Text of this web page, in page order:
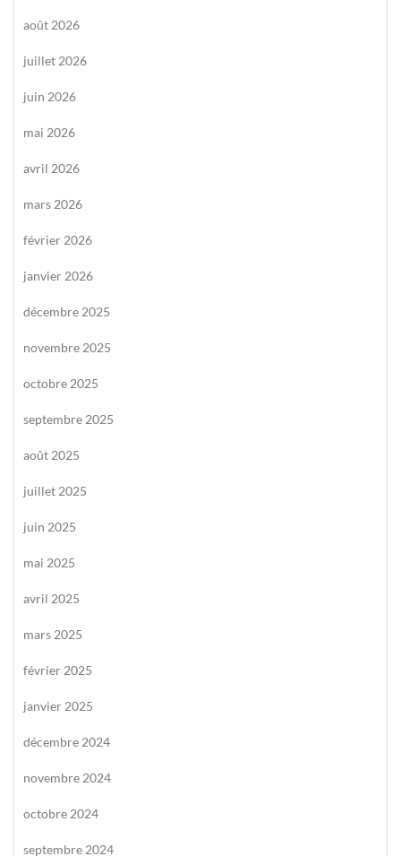
août 2026
juillet 2026
juin 2026
mai 2026
avril 2026
mars 2026
février 2026
janvier 2026
décembre 2025
novembre 2025
octobre 2025
septembre 2025
août 2025
juillet 2025
juin 2025
mai 2025
avril 2025
mars 2025
février 2025
janvier 2025
décembre 2024
novembre 2024
octobre 2024
septembre 2024